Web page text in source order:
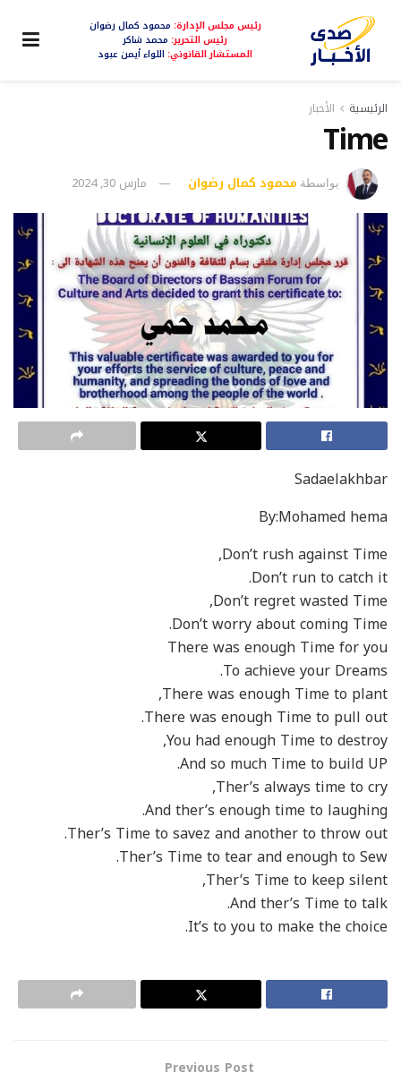
رئيس مجلس الإدارة: محمود كمال رضوان
رئيس التحرير: محمد شاكر
المستشار القانوني: اللواء أيمن عبود
الرئيسية الأخبار
Time
بواسطة محمود كمال رضوان مارس 30, 2024
Sadaelakhbar
By:Mohamed hema
Don’t rush against Time,
Don’t run to catch it.
Don’t regret wasted Time,
Don’t worry about coming Time.
There was enough Time for you
To achieve your Dreams.
There was enough Time to plant,
There was enough Time to pull out.
You had enough Time to destroy,
And so much Time to build UP.
Ther’s always time to cry,
And ther’s enough time to laughing.
Ther’s Time to savez and another to throw out.
Ther’s Time to tear and enough to Sew.
Ther’s Time to keep silent,
And ther’s Time to talk.
It’s to you to make the choice.
Previous Post